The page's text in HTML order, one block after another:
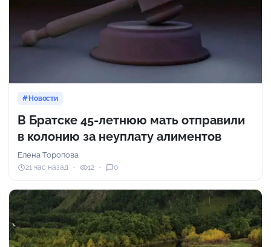
Новости
В Братске 45-летнюю мать отправили
в колонию за неуплату алиментов
Елена Торопова
21 час назад 12 0